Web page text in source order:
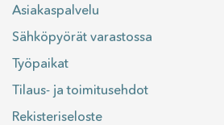
Asiakaspalvelu
Sähköpyörät varastossa
Työpaikat
Tilaus- ja toimitusehdot
Rekisteriseloste